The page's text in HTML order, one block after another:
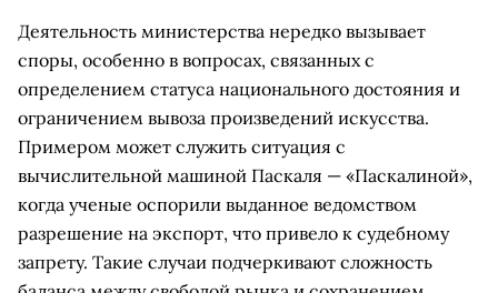
Деятельность министерства нередко вызывает
споры, особенно в вопросах, связанных с
определением статуса национального достояния и
ограничением вывоза произведений искусства.
Примером может служить ситуация с
вычислительной машиной Паскаля — «Паскалиной»,
когда ученые оспорили выданное ведомством
разрешение на экспорт, что привело к судебному
запрету. Такие случаи подчеркивают сложность